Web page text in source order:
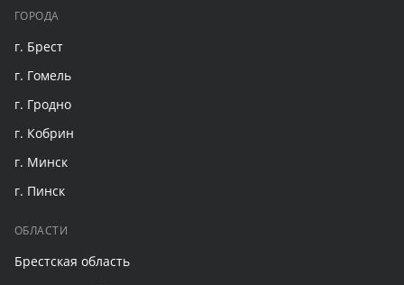
ГОРОДА
г. Брест
г. Гомель
г. Гродно
г. Кобрин
г. Минск
г. Пинск
ОБЛАСТИ
Брестская область